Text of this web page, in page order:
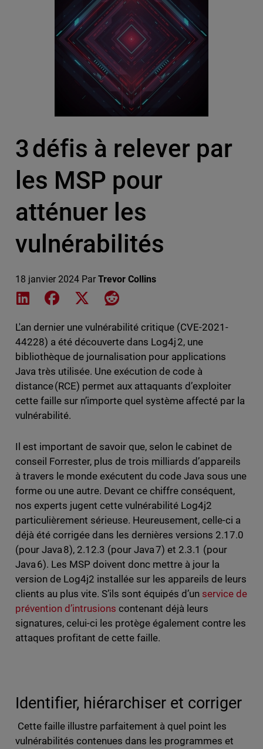
3 défis à relever par
les MSP pour
atténuer les
vulnérabilités
18 janvier 2024 Par Trevor Collins
Share on LinkedIn
Share on Facebook
Share on XShare on Reddit
L'an dernier une vulnérabilité critique (CVE-2021-
44228) a été découverte dans Log4j 2, une
bibliothèque de journalisation pour applications
Java très utilisée. Une exécution de code à
distance (RCE) permet aux attaquants d’exploiter
cette faille sur n’importe quel système affecté par la
vulnérabilité.
Il est important de savoir que, selon le cabinet de
conseil Forrester, plus de trois milliards d’appareils
à travers le monde exécutent du code Java sous une
forme ou une autre. Devant ce chiffre conséquent,
nos experts jugent cette vulnérabilité Log4j2
particulièrement sérieuse. Heureusement, celle-ci a
déjà été corrigée dans les dernières versions 2.17.0
(pour Java 8), 2.12.3 (pour Java 7) et 2.3.1 (pour
Java 6). Les MSP doivent donc mettre à jour la
version de Log4j2 installée sur les appareils de leurs
clients au plus vite. S’ils sont équipés d’un service de
prévention d’intrusions contenant déjà leurs
signatures, celui-ci les protège également contre les
attaques profitant de cette faille.
Identifier, hiérarchiser et corriger
Cette faille illustre parfaitement à quel point les
vulnérabilités contenues dans les programmes et